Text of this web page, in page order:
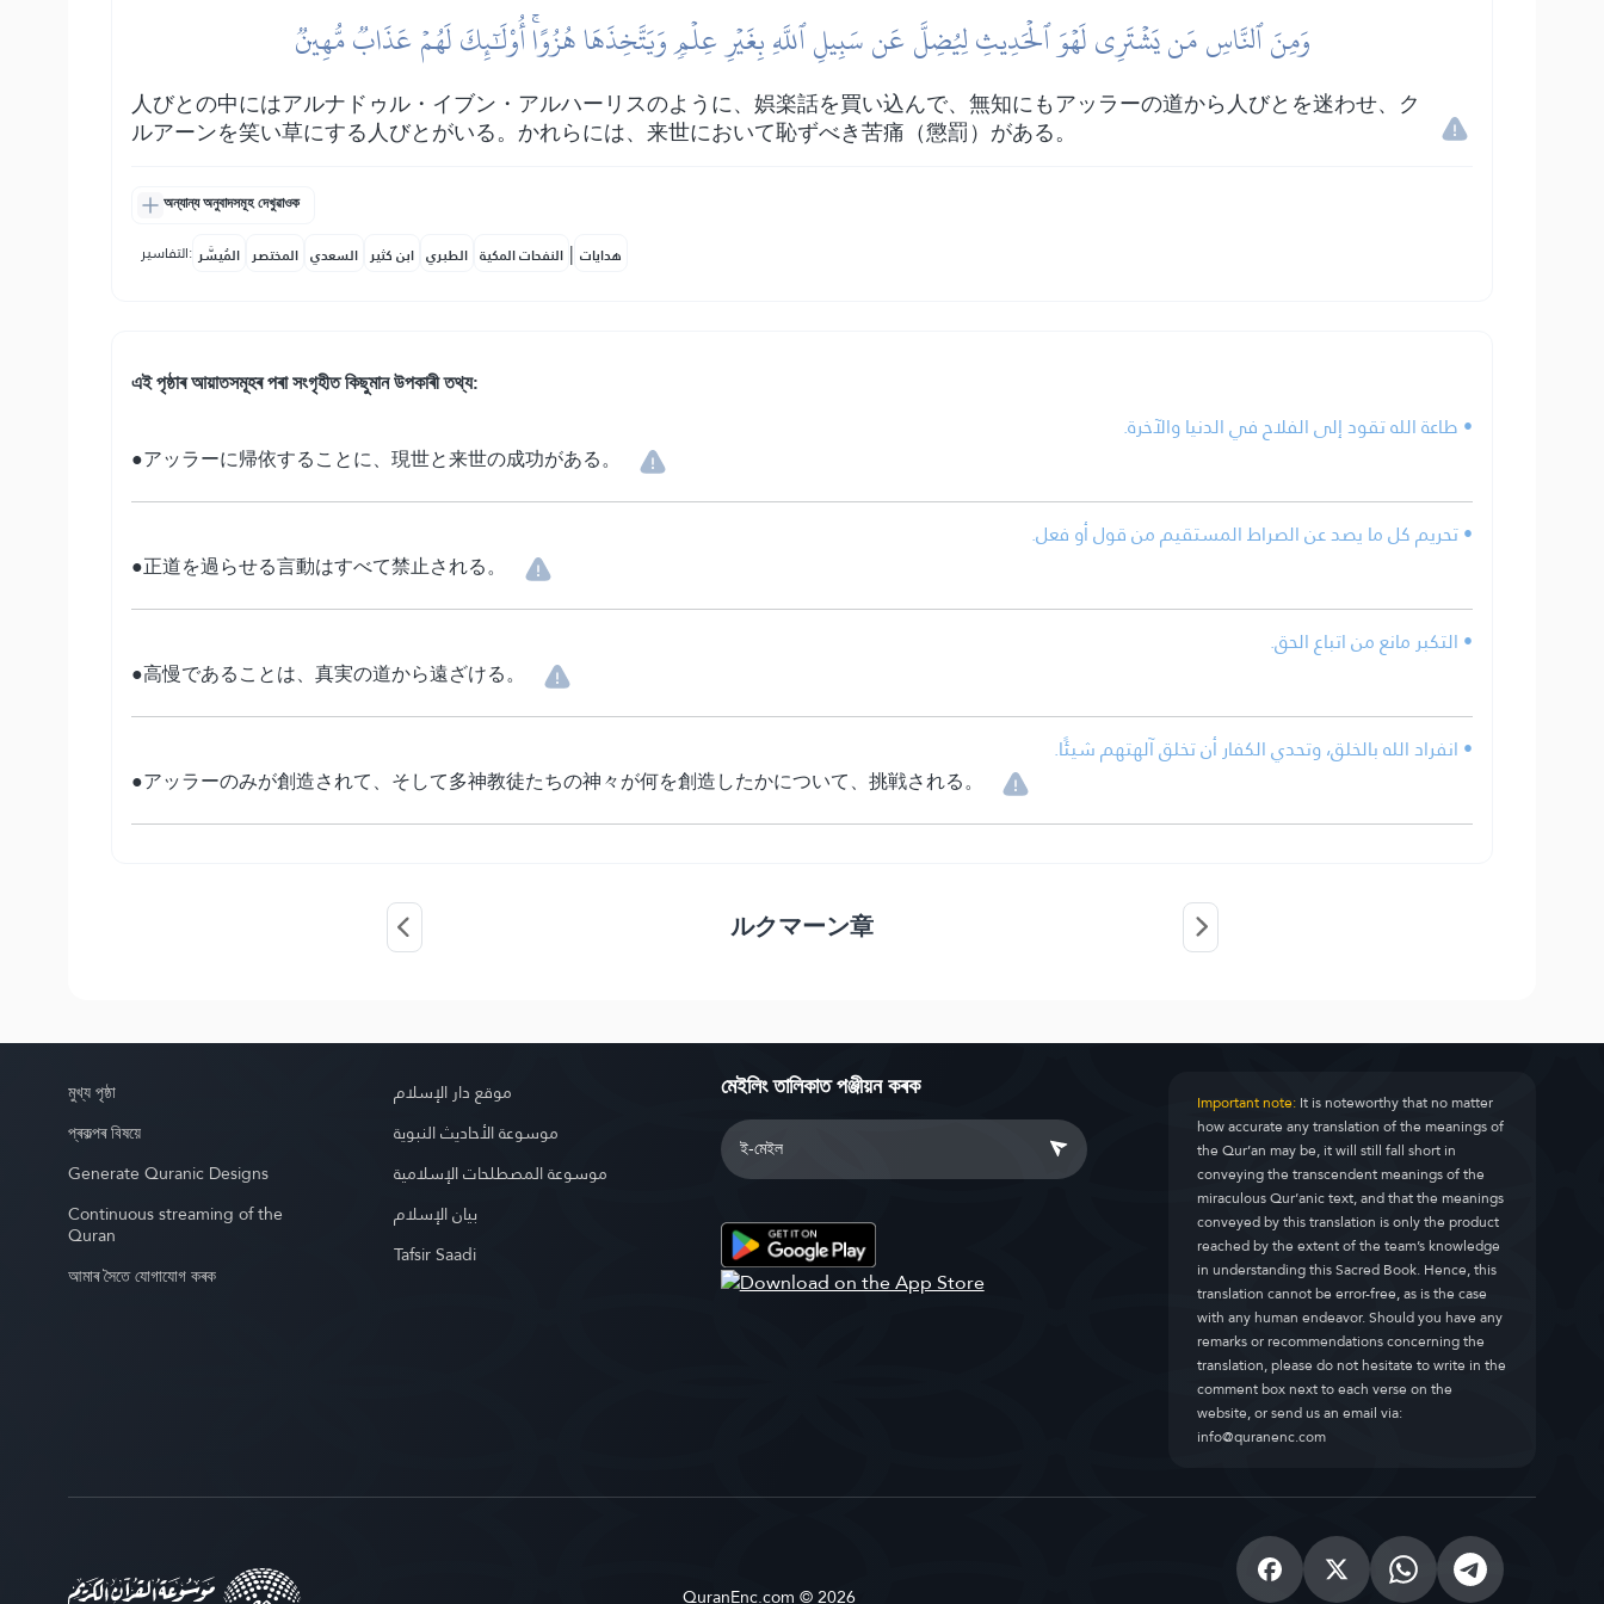
وَمِنَ ٱلنَّاسِ مَن يَشۡتَرِي لَهۡوَ ٱلۡحَدِيثِ لِيُضِلَّ عَن سَبِيلِ ٱللَّهِ بِغَيۡرِ عِلۡمٖ وَيَتَّخِذَهَا هُزُوًاۚ أُوْلَٰٓئِكَ لَهُمۡ عَذَابٞ مُّهِينٞ
人びとの中にはアルナドゥル・イブン・アルハーリスのように、娯楽話を買い込んで、無知にもアッラーの道から人びとを迷わせ、ク
ルアーンを笑い草にする人びとがいる。かれらには、来世において恥ずべき苦痛（懲罰）がある。
অন্যান্য অনুবাদসমূহ দেখুৱাওক
التفاسير: المُيسَّر المختصر السعدي ابن كثير الطبري النفحات المكية | هدايات
এই পৃষ্ঠাৰ আয়াতসমূহৰ পৰা সংগৃহীত কিছুমান উপকাৰী তথ্য:
• طاعة الله تقود إلى الفلاح في الدنيا والآخرة.
●アッラーに帰依することに、現世と来世の成功がある。
• تحريم كل ما يصد عن الصراط المستقيم من قول أو فعل.
●正道を過らせる言動はすべて禁止される。
• التكبر مانع من اتباع الحق.
●高慢であることは、真実の道から遠ざける。
• انفراد الله بالخلق، وتحدي الكفار أن تخلق آلهتهم شيئًا.
●アッラーのみが創造されて、そして多神教徒たちの神々が何を創造したかについて、挑戦される。
ルクマーン章
মুখ্য পৃষ্ঠা
প্ৰকল্পৰ বিষয়ে
Generate Quranic Designs
Continuous streaming of the
Quran
আমাৰ সৈতে যোগাযোগ কৰক
موقع دار الإسلام
موسوعة الأحاديث النبوية
موسوعة المصطلحات الإسلامية
بيان الإسلام
Tafsir Saadi
মেইলিং তালিকাত পঞ্জীয়ন কৰক Important note:It is noteworthy that no matter
how accurate any translation of the meanings of
the Qur’an may be, it will still fall short in
conveying the transcendent meanings of the
miraculous Qur’anic text, and that the meanings
conveyed by this translation is only the product
reached by the extent of the team’s knowledge
in understanding this Sacred Book. Hence, this
translation cannot be error-free, as is the case
with any human endeavor. Should you have any
remarks or recommendations concerning the
translation, please do not hesitate to write in the
comment box next to each verse on the
website, or send us an email via:
info@quranenc.com
QuranEnc.com © 2026